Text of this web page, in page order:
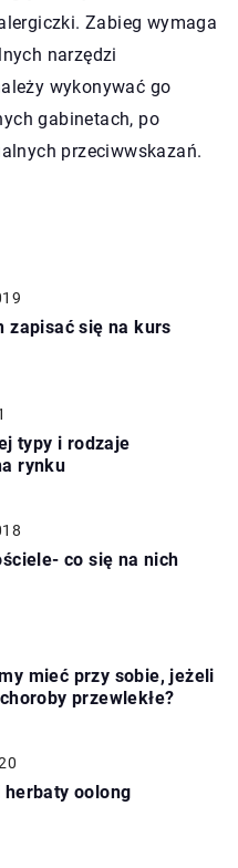
Zabieg wymaga
narzędzi
wykonywać go
gabinetach, po
przeciwwskazań.
zapisać się na kurs
typy i rodzaje
rynku
co się na nich
mieć przy sobie, jeżeli
przewlekłe?
herbaty oolong